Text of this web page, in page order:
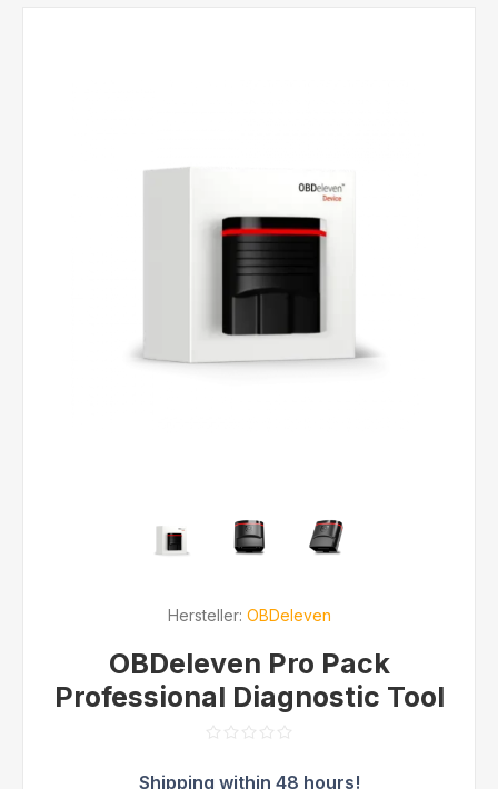
Hersteller: OBDeleven
OBDeleven Pro Pack
Professional Diagnostic Tool